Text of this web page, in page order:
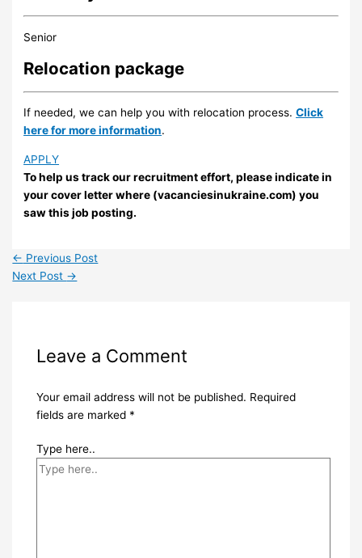
Senior
Relocation package
If needed, we can help you with relocation process.Click
here for more information.
APPLY
To help us track our recruitment effort, please indicate in
your cover letter where (vacanciesinukraine.com) you
saw this job posting.
← Previous Post
Next Post →
Leave a Comment
Your email address will not be published. Required
fields are marked *
Type here..